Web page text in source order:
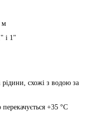
м
і 1"
рідини, схожі з водою за
+35 °C